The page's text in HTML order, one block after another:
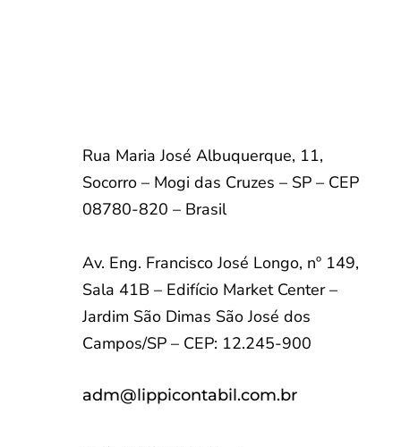
Rua Maria José Albuquerque, 11,
Socorro – Mogi das Cruzes – SP – CEP
08780-820 – Brasil
Av. Eng. Francisco José Longo, nº 149,
Sala 41B – Edifício Market Center –
Jardim São Dimas São José dos
Campos/SP – CEP: 12.245-900
adm@lippicontabil.com.br